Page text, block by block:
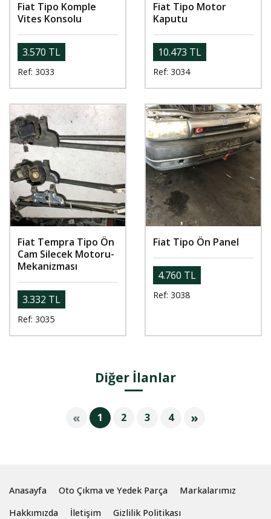
Fiat Tipo Komple
Vites Konsolu
3.570 TL
Ref: 3033
Fiat Tipo Motor
Kaputu
10.473 TL
Ref: 3034
Fiat Tempra Tipo Ön
Cam Silecek Motoru-
Mekanizması
3.332 TL
Ref: 3035
Fiat Tipo Ön Panel
4.760 TL
Ref: 3038
Diğer İlanlar
« 1 2 3 4 »
Anasayfa Oto Çıkma ve Yedek Parça
Markalarımız
Hakkımızda
İletişim Gizlilik Politikası